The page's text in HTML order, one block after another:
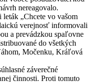
nereagovalo.
„Chcete vo vašom
verejnosť informovali
a prevádzkou spaľovne
do všetkých
Močenku, Kráľová
záverečné
činnosti. Proti tomuto